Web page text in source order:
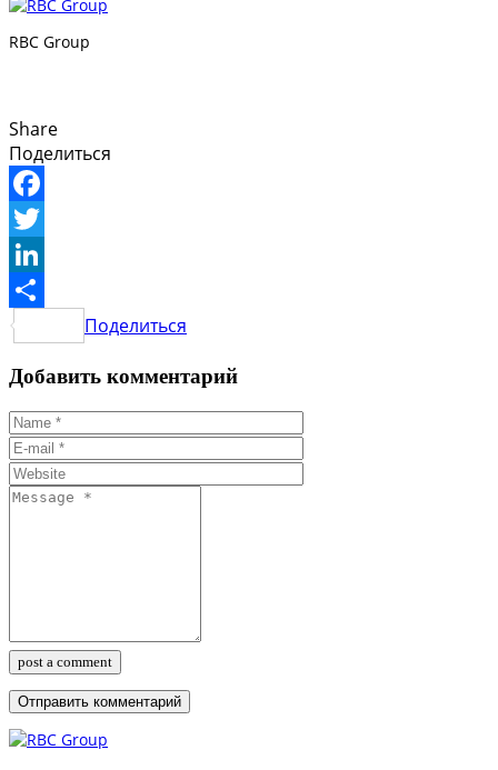
RBC Group
Share
Поделиться
Facebook
Twitter
LinkedIn
Поделиться
Добавить комментарий
post a comment